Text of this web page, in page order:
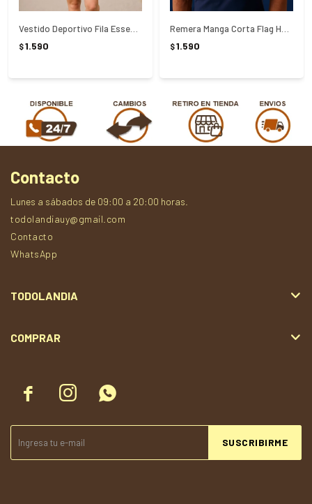
$1.590 $1.590
  
SUSCRIBIRME
Contacto
Lunes a sábados de 09:00 a 20:00 horas.
todolandiauy@gmail.com
Contacto
WhatsApp
TODOLANDIA
COMPRAR